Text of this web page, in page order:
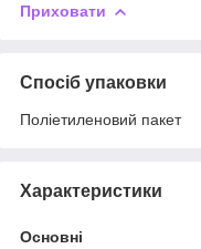
Приховати
Спосіб упаковки
Поліетиленовий пакет
Характеристики
Основні